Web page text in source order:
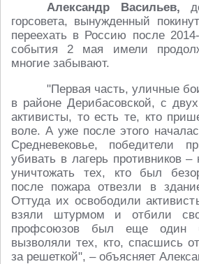
Александр Васильев,
горсовета, вынужденный
переехать в Россию после
события 2 мая имели
многие забывают.
"Первая часть, уличные
в районе Дерибасовской, с
активисты, то есть те, кто
воле. А уже после этого
Средневековье, победители
убивать в лагерь противников
уничтожать тех, кто был
после пожара отвезли в
Оттуда их освободили
взяли штурмом и отбили
профсоюзов был еще один
вызволяли тех, кто, спасшись
за решеткой", – объясняет